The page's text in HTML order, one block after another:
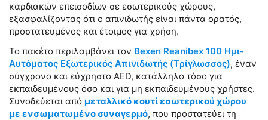
καρδιακών επεισοδίων σε εσωτερικούς χώρους,
εξασφαλίζοντας ότι ο απινιδωτής είναι πάντα ορατός,
προστατευμένος και έτοιμος για χρήση.
Το πακέτο περιλαμβάνει τον Bexen Reanibex 100 Ημι-
Αυτόματος Εξωτερικός Απινιδωτής (Tρίγλωσσος), έναν
σύγχρονο και εύχρηστο AED, κατάλληλο τόσο για
εκπαιδευμένους όσο και για μη εκπαιδευμένους χρήστες.
Συνοδεύεται από μεταλλικό κουτί εσωτερικού χώρου
με ενσωματωμένο συναγερμό, που προστατεύει τη